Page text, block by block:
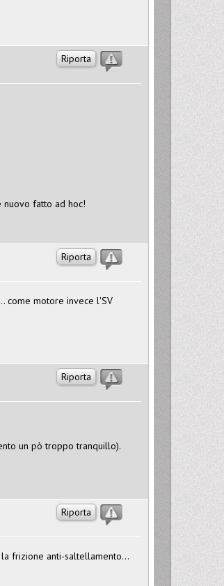
Riporta
nuovo fatto ad hoc!
Riporta
come motore invece l'SV
Riporta
un pò troppo tranquillo).
Riporta
frizione anti-saltellamento...